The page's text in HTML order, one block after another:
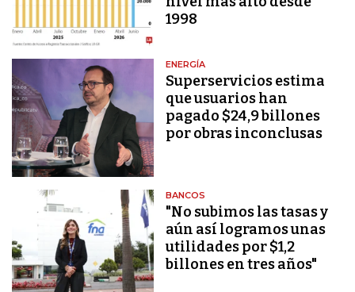
1998
ENERGÍA
Superservicios estima
que usuarios han
pagado $24,9 billones
por obras inconclusas
BANCOS
"No subimos las tasas y
aún así logramos unas
utilidades por $1,2
billones en tres años"